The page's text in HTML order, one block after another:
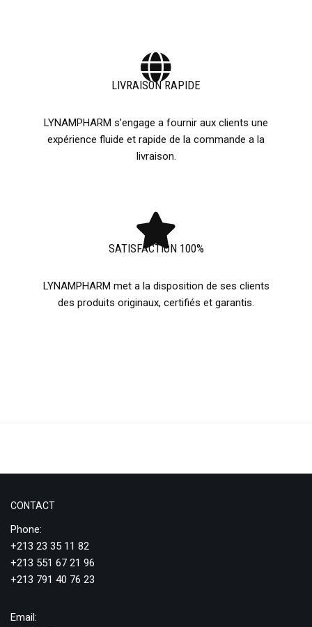
LIVRAISON RAPIDE
LYNAMPHARM s’engage a fournir aux clients une
expérience fluide et rapide de la commande a la
livraison.
SATISFACTION 100%
LYNAMPHARM met a la disposition de ses clients
des produits originaux, certifiés et garantis.
CONTACT
Phone:
+213 23 35 11 82
+213 551 67 21 96
+213 791 40 76 23
Email: